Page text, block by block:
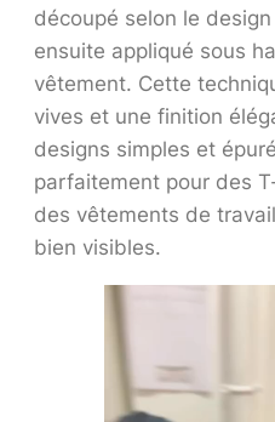
découpé selon le
ensuite appliqué sous
vêtement. Cette
vives et une finition
designs simples et
parfaitement pour des
des vêtements de
bien visibles.